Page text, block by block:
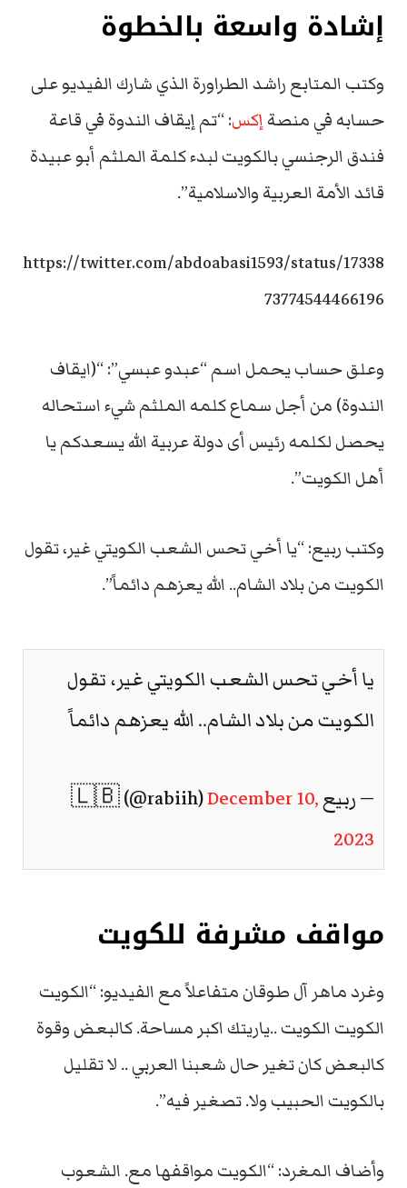
إشادة واسعة بالخطوة
وكتب المتابع راشد الطراورة الذي شارك الفيديو على
حسابه في منصةإكس: “تم إيقاف الندوة في قاعة
فندق الرجنسي بالكويت لبدء كلمة الملثم أبو عبيدة
قائد الأمة العربية والاسلامية”.
https://twitter.com/abdoabasi1593/status/17338
73774544466196
وعلق حساب يحمل اسم “عبدو عبسي”: “(ايقاف
الندوة) من أجل سماع كلمه الملثم شيء استحاله
يحصل لكلمه رئيس أى دولة عربية الله يسعدكم يا
أهل الكويت”.
وكتب ربيع: “يا أخي تحس الشعب الكويتي غير، تقول
الكويت من بلاد الشام.. الله يعزهم دائماً”.
يا أخي تحس الشعب الكويتي غير، تقول
الكويت من بلاد الشام.. الله يعزهم دائماً
— ربيع 🇱🇧 (@rabiih)December 10,
2023
مواقف مشرفة للكويت
وغرد ماهر آل طوقان متفاعلاً مع الفيديو: “الكويت
الكويت الكويت ..ياريتك اكبر مساحة. كالبعض وقوة
كالبعض كان تغير حال شعبنا العربي .. لا تقليل
بالكويت الحبيب ولا. تصغير فيه”.
وأضاف المغرد: “الكويت مواقفها مع. الشعوب